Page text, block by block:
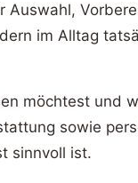
Auswahl,
im Alltag
möchtest und
sowie
sinnvoll ist.